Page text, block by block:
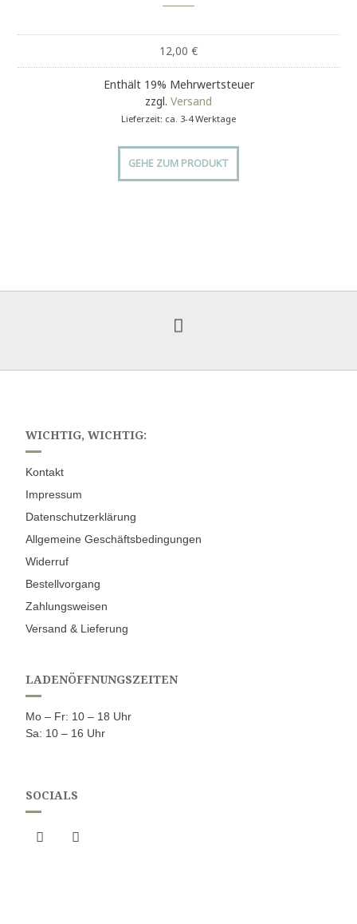
12,00 €
Enthält 19% Mehrwertsteuer
zzgl. Versand
Lieferzeit: ca. 3-4 Werktage
GEHE ZUM PRODUKT
WICHTIG, WICHTIG:
Kontakt
Impressum
Datenschutzerklärung
Allgemeine Geschäftsbedingungen
Widerruf
Bestellvorgang
Zahlungsweisen
Versand & Lieferung
LADENÖFFNUNGSZEITEN
Mo – Fr: 10 – 18 Uhr
Sa: 10 – 16 Uhr
SOCIALS